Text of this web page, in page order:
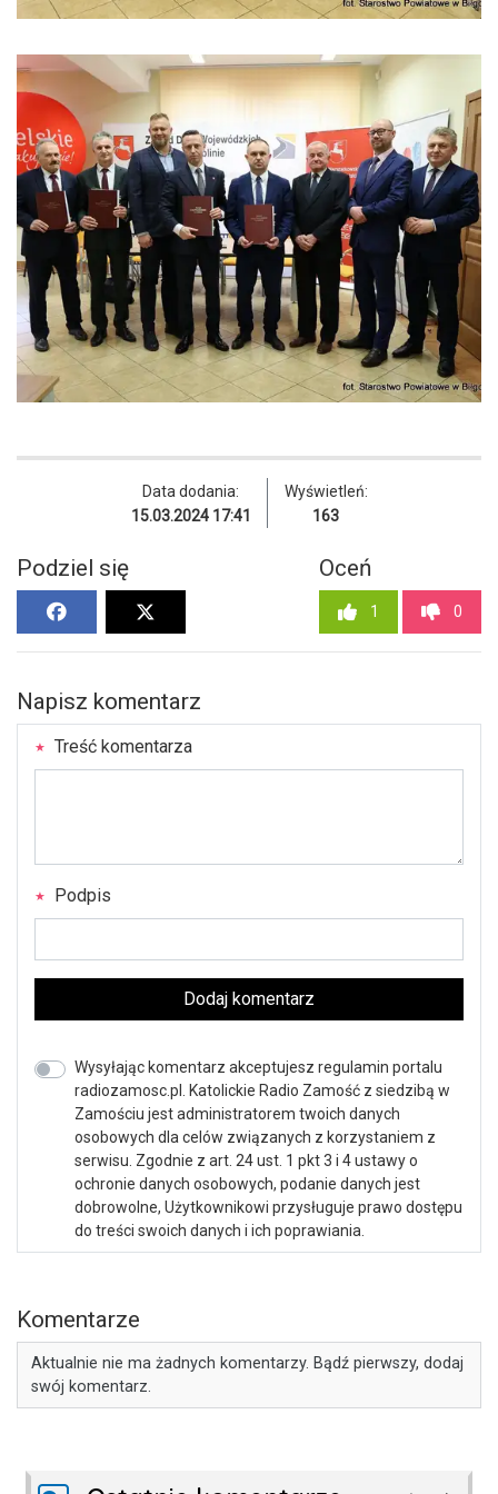
Data dodania:
15.03.2024 17:41
Wyświetleń:
163
Podziel się Oceń
1 0
Napisz komentarz
Treść komentarza
Podpis
Dodaj komentarz
Wysyłając komentarz akceptujesz regulamin portalu
radiozamosc.pl. Katolickie Radio Zamość z siedzibą w
Zamościu jest administratorem twoich danych
osobowych dla celów związanych z korzystaniem z
serwisu. Zgodnie z art. 24 ust. 1 pkt 3 i 4 ustawy o
ochronie danych osobowych, podanie danych jest
dobrowolne, Użytkownikowi przysługuje prawo dostępu
do treści swoich danych i ich poprawiania.
Komentarze
Aktualnie nie ma żadnych komentarzy. Bądź pierwszy, dodaj
swój komentarz.